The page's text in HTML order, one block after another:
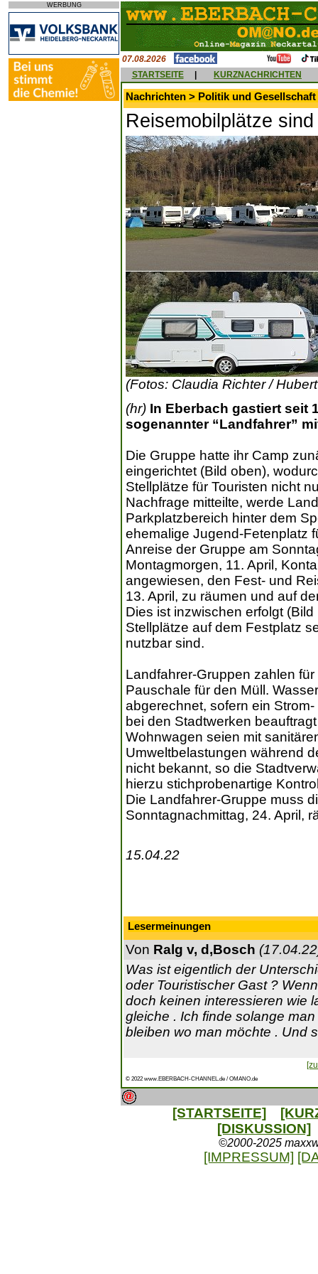
WERBUNG
07.08.2026
STARTSEITE
KURZNACHRICHTEN
Nachrichten > Politik und Gesellschaft
Reisemobilplätze
(Fotos: Claudia Richter /
(hr) In Eberbach gastiert seit
sogenannter “Landfahrer”
Die Gruppe hatte ihr Camp
eingerichtet (Bild oben),
Stellplätze für Touristen nicht
Nachfrage mitteilte, werde
Parkplatzbereich hinter dem
ehemalige Jugend-Fetenplatz
Anreise der Gruppe am
Montagmorgen, 11. April,
angewiesen, den Fest- und
13. April, zu räumen und auf
Dies ist inzwischen erfolgt
Stellplätze auf dem Festplatz
nutzbar sind.
Landfahrer-Gruppen zahlen
Pauschale für den Müll.
abgerechnet, sofern ein
bei den Stadtwerken
Wohnwagen seien mit
Umweltbelastungen während
nicht bekannt, so die
hierzu stichprobenartige
Die Landfahrer-Gruppe muss
Sonntagnachmittag, 24. April,
15.04.22
Lesermeinungen
Von Ralg v, d,Bosch
Was ist eigentlich der
oder Touristischer Gast ?
doch keinen interessieren wie
gleiche . Ich finde solange
bleiben wo man möchte . Und
© 2022 www.EBERBACH-CHANNEL.de / OMANO.de
[STARTSEITE]
[DISKUSSION]
©2000-2025
[IMPRESSUM]